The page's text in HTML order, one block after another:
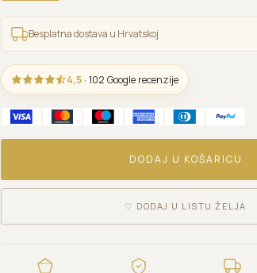
Besplatna dostava u Hrvatskoj
4,5 · 102 Google recenzije
DODAJ U KOŠARICU
♡ DODAJ U LISTU ŽELJA